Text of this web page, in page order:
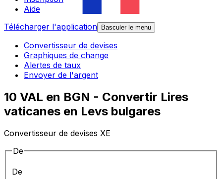
Aide
Télécharger l'application
Basculer le menu
Convertisseur de devises
Graphiques de change
Alertes de taux
Envoyer de l'argent
10 VAL en BGN - Convertir Lires
vaticanes en Levs bulgares
Convertisseur de devises XE
De
De